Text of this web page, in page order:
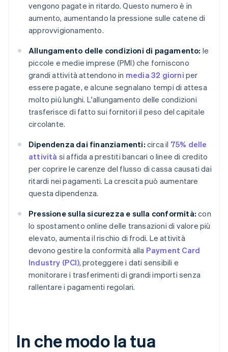
vengono pagate in ritardo. Questo numero è in
aumento, aumentando la pressione sulle catene di
approvvigionamento.
Allungamento delle condizioni di pagamento: le
piccole e medie imprese (PMI) che forniscono
grandi attività attendono in media 32 giorni per
essere pagate, e alcune segnalano tempi di attesa
molto più lunghi. L'allungamento delle condizioni
trasferisce di fatto sui fornitori il peso del capitale
circolante.
Dipendenza dai finanziamenti: circa il 75% delle
attività si affida a prestiti bancari o linee di credito
per coprire le carenze del flusso di cassa causati dai
ritardi nei pagamenti. La crescita può aumentare
questa dipendenza.
Pressione sulla sicurezza e sulla conformità: con
lo spostamento online delle transazioni di valore più
elevato, aumenta il rischio di frodi. Le attività
devono gestire la conformità alla Payment Card
Industry (PCI), proteggere i dati sensibili e
monitorare i trasferimenti di grandi importi senza
rallentare i pagamenti regolari.
In che modo la tua